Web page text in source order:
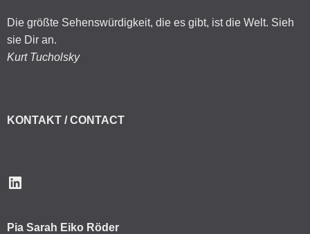
Die größte Sehenswürdigkeit, die es gibt, ist die Welt. Sieh
sie Dir an.
Kurt Tucholsky
KONTAKT / CONTACT
LinkedIn
Pia Sarah Eiko Röder